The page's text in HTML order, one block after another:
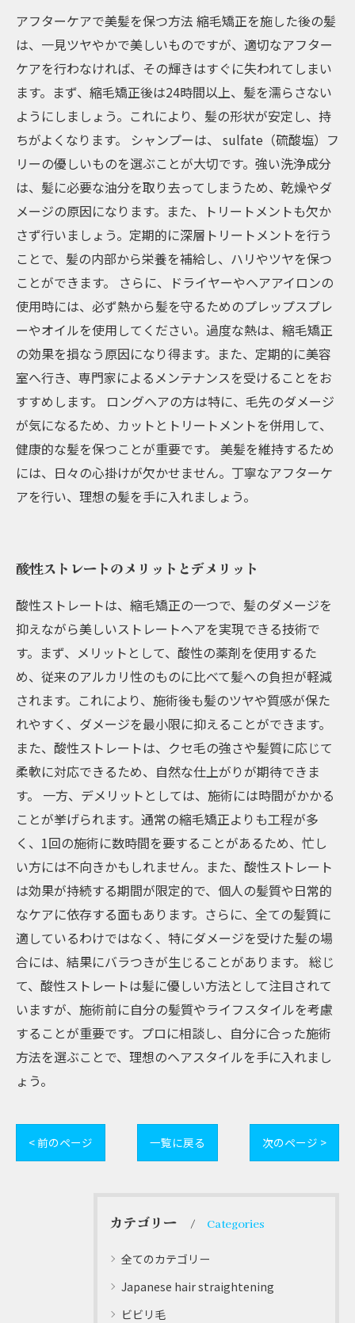
アフターケアで美髪を保つ方法 縮毛矯正を施した後の髪
は、一見ツヤやかで美しいものですが、適切なアフター
ケアを行わなければ、その輝きはすぐに失われてしまい
ます。まず、縮毛矯正後は24時間以上、髪を濡らさない
ようにしましょう。これにより、髪の形状が安定し、持
ちがよくなります。 シャンプーは、 sulfate（硫酸塩）フ
リーの優しいものを選ぶことが大切です。強い洗浄成分
は、髪に必要な油分を取り去ってしまうため、乾燥やダ
メージの原因になります。また、トリートメントも欠か
さず行いましょう。定期的に深層トリートメントを行う
ことで、髪の内部から栄養を補給し、ハリやツヤを保つ
ことができます。 さらに、ドライヤーやヘアアイロンの
使用時には、必ず熱から髪を守るためのプレップスプレ
ーやオイルを使用してください。過度な熱は、縮毛矯正
の効果を損なう原因になり得ます。また、定期的に美容
室へ行き、専門家によるメンテナンスを受けることをお
すすめします。 ロングヘアの方は特に、毛先のダメージ
が気になるため、カットとトリートメントを併用して、
健康的な髪を保つことが重要です。 美髪を維持するため
には、日々の心掛けが欠かせません。丁寧なアフターケ
アを行い、理想の髪を手に入れましょう。
酸性ストレートのメリットとデメリット
酸性ストレートは、縮毛矯正の一つで、髪のダメージを
抑えながら美しいストレートヘアを実現できる技術で
す。まず、メリットとして、酸性の薬剤を使用するた
め、従来のアルカリ性のものに比べて髪への負担が軽減
されます。これにより、施術後も髪のツヤや質感が保た
れやすく、ダメージを最小限に抑えることができます。
また、酸性ストレートは、クセ毛の強さや髪質に応じて
柔軟に対応できるため、自然な仕上がりが期待できま
す。 一方、デメリットとしては、施術には時間がかかる
ことが挙げられます。通常の縮毛矯正よりも工程が多
く、1回の施術に数時間を要することがあるため、忙し
い方には不向きかもしれません。また、酸性ストレート
は効果が持続する期間が限定的で、個人の髪質や日常的
なケアに依存する面もあります。さらに、全ての髪質に
適しているわけではなく、特にダメージを受けた髪の場
合には、結果にバラつきが生じることがあります。 総じ
て、酸性ストレートは髪に優しい方法として注目されて
いますが、施術前に自分の髪質やライフスタイルを考慮
することが重要です。プロに相談し、自分に合った施術
方法を選ぶことで、理想のヘアスタイルを手に入れまし
ょう。
< 前のページ 一覧に戻る 次のページ >
カテゴリー Categories
全てのカテゴリー
Japanese hair straightening
ビビリ毛